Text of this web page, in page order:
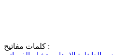
كلمات مفاتيح :